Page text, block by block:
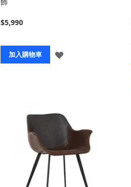
$5,990
加入購物車
登